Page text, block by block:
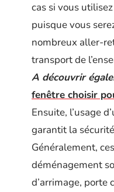
cas si vous
puisque vous
nombreux aller-
transport de
A découvrir
fenêtre choisir
Ensuite, l’usage
garantit la
Généralement,
déménagement
d’arrimage, porte